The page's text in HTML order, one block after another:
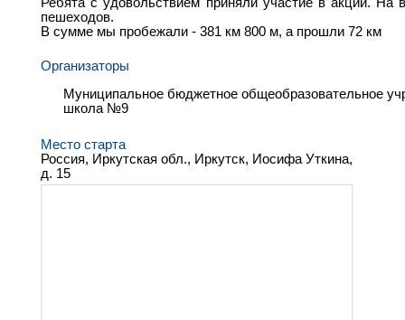
пешеходов.
В сумме мы пробежали - 381 км 800 м, а прошли 72 км
Организаторы
Муниципальное бюджетное общеобразовательное
школа №9
Место старта
Россия, Иркутская обл., Иркутск, Иосифа Уткина,
д. 15